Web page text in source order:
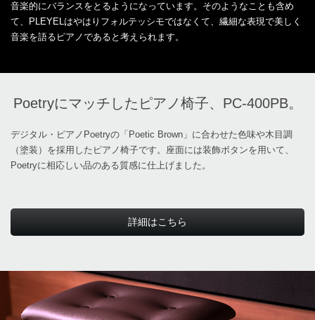
音楽的にバランスをとるようになっています。そのようなことも含め
て、PLEYELはやはりフォルテッシモではなくて、繊細な表現で美しく
音楽を語るピアノであると考えられます。
Poetryにマッチしたピアノ椅子、PC-400PB。
デジタル・ピアノPoetryの「Poetic Brown」に合わせた色味や木目調
（塗装）を採用したピアノ椅子です。座面には装飾ボタンを用いて、
Poetryに相応しい品のある質感に仕上げました。
詳細はこちら